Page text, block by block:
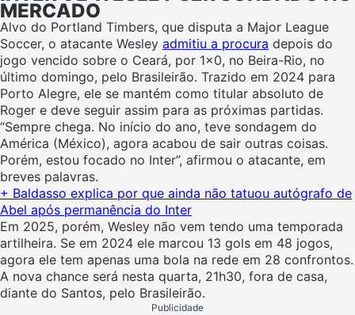
MERCADO
Alvo do Portland Timbers, que disputa a Major League
Soccer, o atacante Wesley admitiu a procura depois do
jogo vencido sobre o Ceará, por 1×0, no Beira-Rio, no
último domingo, pelo Brasileirão. Trazido em 2024 para
Porto Alegre, ele se mantém como titular absoluto de
Roger e deve seguir assim para as próximas partidas.
“Sempre chega. No início do ano, teve sondagem do
América (México), agora acabou de sair outras coisas.
Porém, estou focado no Inter”, afirmou o atacante, em
breves palavras.
+ Baldasso explica por que ainda não tatuou autógrafo de
Abel após permanência do Inter
Em 2025, porém, Wesley não vem tendo uma temporada
artilheira. Se em 2024 ele marcou 13 gols em 48 jogos,
agora ele tem apenas uma bola na rede em 28 confrontos.
A nova chance será nesta quarta, 21h30, fora de casa,
diante do Santos, pelo Brasileirão.
Publicidade